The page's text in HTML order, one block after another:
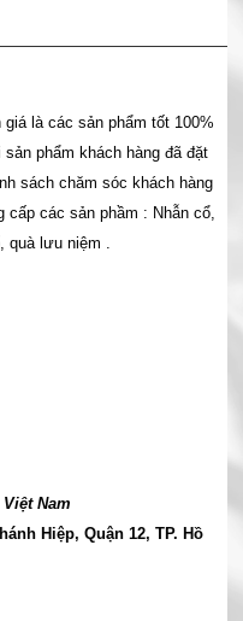
là các sản phẩm tốt 100%
phẩm khách hàng đã đặt
sách chăm sóc khách hàng
cấp các sản phầm : Nhẫn cổ,
quà lưu niệm .
Nam
Hiệp, Quận 12, TP. Hồ